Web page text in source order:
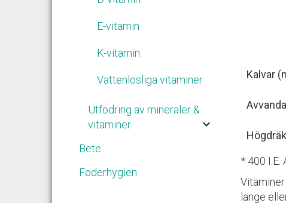
E-vitamin
K-vitamin
Vattenlösliga vitaminer
Utfodring av mineraler &
vitaminer
keyboard_arrow_down
Bete
Foderhygien
Kalvar
* 400 I.E.
länge